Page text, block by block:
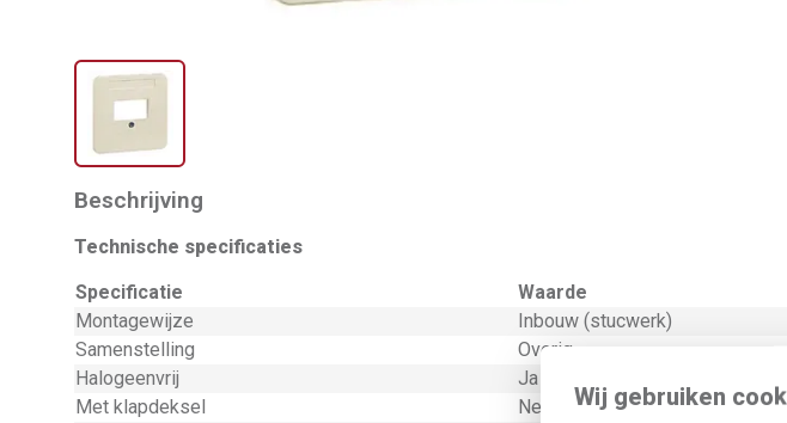
Wij gebruiken
Beschrijving
Technische specificaties
Specificatie
Waarde
Montagewijze
Inbouw (stucwerk)
Samenstelling
Overig
Halogeenvrij
Ja
Met klapdeksel
Nee